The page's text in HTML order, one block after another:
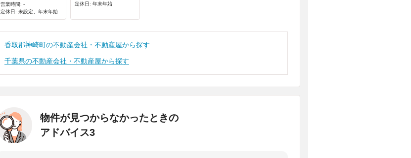
営業時間: -
定休日: 未設定、年末年始
定休日: 年末年始
香取郡神崎町の不動産会社・不動産屋から探す
千葉県の不動産会社・不動産屋から探す
物件が見つからなかったときの
アドバイス3